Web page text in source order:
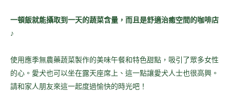
一頓飯就能攝取到一天的蔬菜含量，而且是舒適治癒空間的咖啡店
♪
使用應季無農藥蔬菜製作的美味午餐和特色甜點，吸引了眾多女性
的心。愛犬也可以坐在露天座席上、這一點讓愛犬人士也很高興。
請和家人朋友來這一起度過愉快的時光吧！